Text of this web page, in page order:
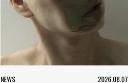
NEWS 2026.08.07